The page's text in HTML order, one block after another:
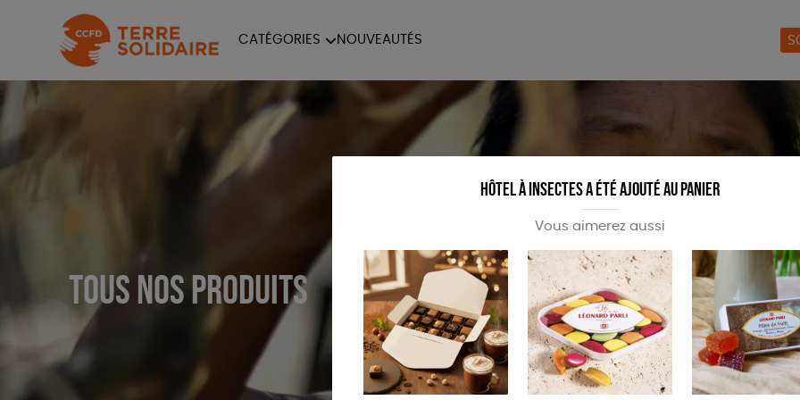
CATÉGORIES
ÉPICERIE
PAPETERIE LIVRES
NOUVEAUTÉS
Tous nos produits
Hôtel à insectes a été ajouté au panier
Vous aimerez aussi